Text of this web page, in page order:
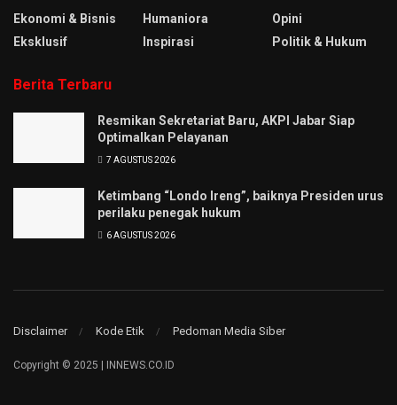
Ekonomi & Bisnis
Eksklusif
Humaniora
Inspirasi
Opini
Politik & Hukum
Berita Terbaru
Resmikan Sekretariat Baru, AKPI Jabar Siap
Optimalkan Pelayanan
7 AGUSTUS 2026
Ketimbang “Londo Ireng”, baiknya Presiden urus
perilaku penegak hukum
6 AGUSTUS 2026
Disclaimer Kode Etik Pedoman Media Siber
Copyright © 2025 | INNEWS.CO.ID